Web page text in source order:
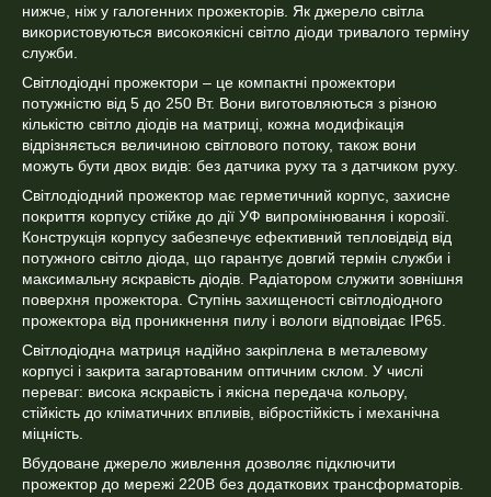
нижче, ніж у галогенних прожекторів. Як джерело світла
використовуються високоякісні світло діоди тривалого терміну
служби.
Світлодіодні прожектори – це компактні прожектори
потужністю від 5 до 250 Вт. Вони виготовляються з різною
кількістю світло діодів на матриці, кожна модифікація
відрізняється величиною світлового потоку, також вони
можуть бути двох видів: без датчика руху та з датчиком руху.
Світлодіодний прожектор має герметичний корпус, захисне
покриття корпусу стійке до дії УФ випромінювання і корозії.
Конструкція корпусу забезпечує ефективний тепловідвід від
потужного світло діода, що гарантує довгий термін служби і
максимальну яскравість діодів. Радіатором служити зовнішня
поверхня прожектора. Ступінь захищеності світлодіодного
прожектора від проникнення пилу і вологи відповідає IP65.
Світлодіодна матриця надійно закріплена в металевому
корпусі і закрита загартованим оптичним склом. У числі
переваг: висока яскравість і якісна передача кольору,
стійкість до кліматичних впливів, вібростійкість і механічна
міцність.
Вбудоване джерело живлення дозволяє підключити
прожектор до мережі 220В без додаткових трансформаторів.